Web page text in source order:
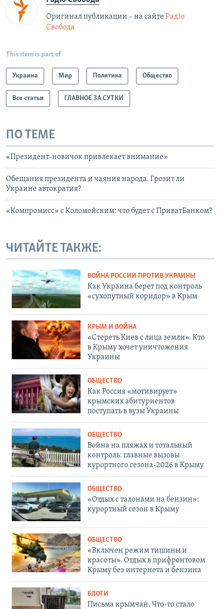
Оригинал публикации – на сайте Радіо
Свобода
This item is part of
Украина Мир Политика Общество
Все статьи ГЛАВНОЕ ЗА СУТКИ
ПО ТЕМЕ
«Президент-новичок привлекает внимание»
Обещания президента и чаяния народа. Грозит ли
Украине автократия?
«Компромисс» с Коломойским: что будет с ПриватБанком?
ЧИТАЙТЕ ТАКЖЕ:
ВОЙНА РОССИИ ПРОТИВ УКРАИНЫ
Как Украина берет под контроль
«сухопутный коридор» в Крым
КРЫМ И ВОЙНА
«Стереть Киев с лица земли». Кто
в Крыму хочет уничтожения
Украины
ОБЩЕСТВО
Как Россия «мотивирует»
крымских абитуриентов
поступать в вузы Украины
ОБЩЕСТВО
Война на пляжах и тотальный
контроль: главные вызовы
курортного сезона-2026 в Крыму
ОБЩЕСТВО
«Отдых с талонами на бензин»:
курортный сезон в Крыму
ОБЩЕСТВО
«Включен режим тишины и
красоты». Отдых в прифронтовом
Крыму без интернета и бензина
БЛОГИ
Письма крымчан. Что-то стало